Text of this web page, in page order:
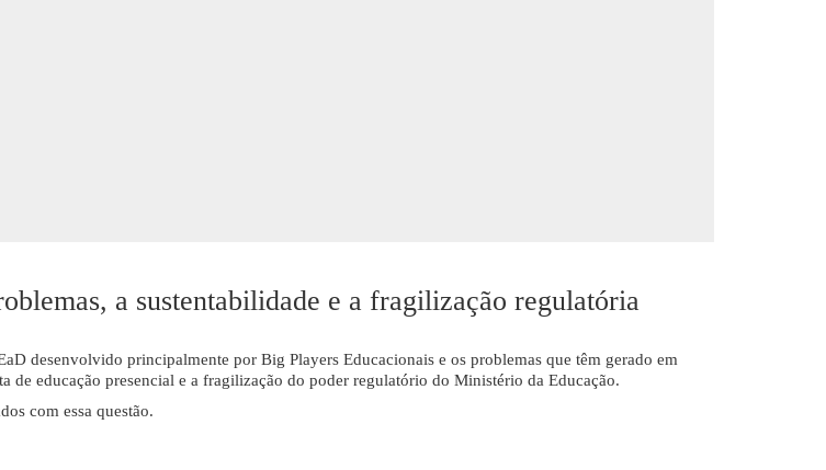
a sustentabilidade e a fragilização regulatória
desenvolvido principalmente por Big Players Educacionais e os problemas que têm gerado em
de educação presencial e a fragilização do poder regulatório do Ministério da Educação.
com essa questão.